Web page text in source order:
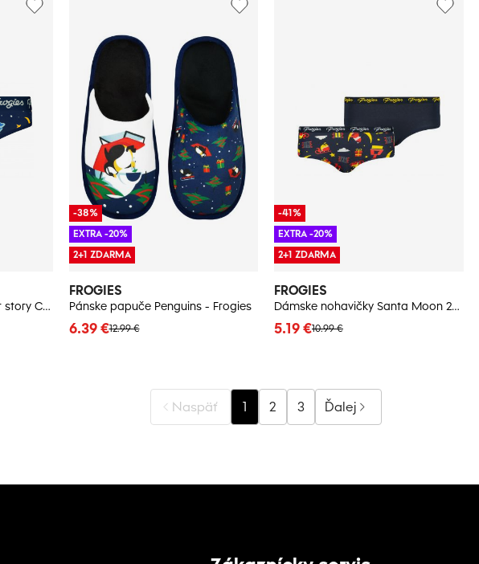
Dámske nohavičky Winter story Christmas - Frogies
FROGIES
Pánske papuče Penguins - Frogies
12.99 €
6.39 €
-38%
EXTRA -20%
2+1 ZDARMA
FROGIES
Dámske nohavičky Santa Moon 2P Frogies Christmas
10.99 €
5.19 €
-41%
EXTRA -20%
2+1 ZDARMA
Naspäť 1 2 3 Ďalej